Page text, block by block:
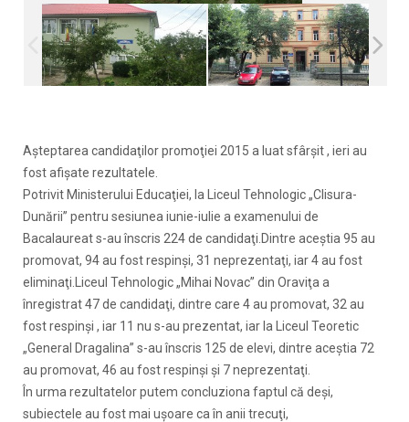
Aşteptarea candidaţilor promoţiei 2015 a luat sfârşit , ieri au
fost afişate rezultatele.
Potrivit Ministerului Educaţiei, la Liceul Tehnologic „Clisura-
Dunării” pentru sesiunea iunie-iulie a examenului de
Bacalaureat s-au înscris 224 de candidaţi.Dintre aceştia 95 au
promovat, 94 au fost respinşi, 31 neprezentaţi, iar 4 au fost
eliminaţi.Liceul Tehnologic „Mihai Novac” din Oraviţa a
înregistrat 47 de candidaţi, dintre care 4 au promovat, 32 au
fost respinşi , iar 11 nu s-au prezentat, iar la Liceul Teoretic
„General Dragalina” s-au înscris 125 de elevi, dintre aceştia 72
au promovat, 46 au fost respinşi şi 7 neprezentaţi.
În urma rezultatelor putem concluziona faptul că deşi,
subiectele au fost mai uşoare ca în anii trecuţi,